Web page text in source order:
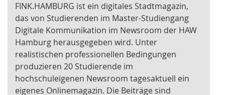
FINK.HAMBURG ist ein digitales Stadtmagazin,
das von Studierenden im Master-Studiengang
Digitale Kommunikation im Newsroom der HAW
Hamburg herausgegeben wird. Unter
realistischen professionellen Bedingungen
produzieren 20 Studierende im
hochschuleigenen Newsroom tagesaktuell ein
eigenes Onlinemagazin. Die Beiträge sind